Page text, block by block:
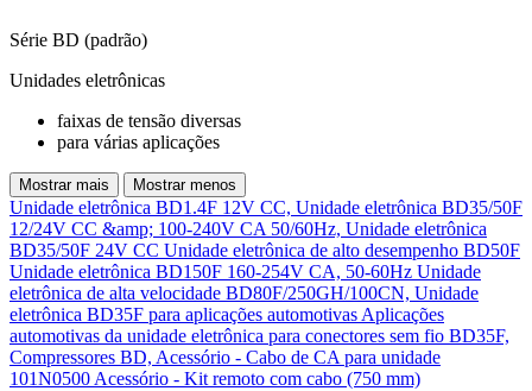
Série BD (padrão)
Unidades eletrônicas
faixas de tensão diversas
para várias aplicações
Mostrar mais Mostrar menos
Unidade eletrônica BD1.4F 12V CC, Unidade eletrônica BD35/50F
12/24V CC &amp; 100-240V CA 50/60Hz, Unidade eletrônica
BD35/50F 24V CC Unidade eletrônica de alto desempenho BD50F
Unidade eletrônica BD150F 160-254V CA, 50-60Hz Unidade
eletrônica de alta velocidade BD80F/250GH/100CN, Unidade
eletrônica BD35F para aplicações automotivas Aplicações
automotivas da unidade eletrônica para conectores sem fio BD35F,
Compressores BD, Acessório - Cabo de CA para unidade
101N0500 Acessório - Kit remoto com cabo (750 mm)